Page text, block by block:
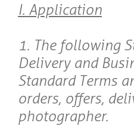
I. Application
1. The following
Delivery and
Standard Terms
orders, offers,
photographer.